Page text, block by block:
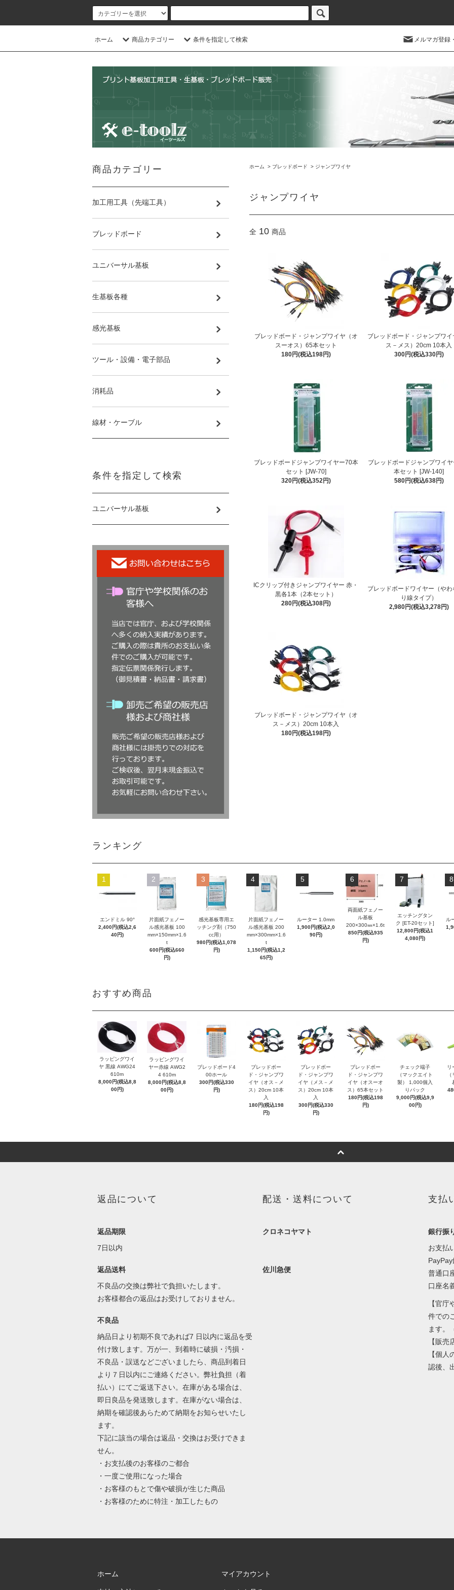
ホーム 商品カテゴリー 条件を指定して検索 メルマガ登録
ホーム > ブレッドボード > ジャンプワイヤ
ジャンプワイヤ
全 10 商品
ブレッドボード・ジャンプワイヤ（オ
スーオス）65本セット
180円(税込198円)
ブレッドボード・ジャンプワイ
ス－メス）20cm 10本入
300円(税込330円)
ブレッドボードジャンプワイヤー70本
セット [JW-70]
320円(税込352円)
ブレッドボードジャンプワイ
本セット [JW-140]
580円(税込638円)
ICクリップ付きジャンプワイヤー 赤・
黒各1本（2本セット）
280円(税込308円)
ブレッドボードワイヤー（やわ
り線タイプ）
2,980円(税込3,278円)
ブレッドボード・ジャンプワイヤ（オ
ス－メス）20cm 10本入
180円(税込198円)
商品カテゴリー
加工用工具（先端工具）
ブレッドボード
ユニバーサル基板
生基板各種
感光基板
ツール・設備・電子部品
消耗品
線材・ケーブル
条件を指定して検索
ユニバーサル基板
ランキング
1
エンドミル 90°
2,400円(税込2,6
40円)
2
片面紙フェノー
ル感光基板 100
mm×150mm×1.6
t
600円(税込660
円)
3
感光基板専用エ
ッチング剤（750
cc用）
980円(税込1,078
円)
4
片面紙フェノー
ル感光基板 200
mm×300mm×1.6
t
1,150円(税込1,2
65円)
5
ルーター 1.0mm
1,900円(税込2,0
90円)
6
両面紙フェノー
ル基板
200×300㎜×1.6t
850円(税込935
円)
7
エッチングタン
ク [ET-20セット]
12,800円(税込1
4,080円)
8
ル
おすすめ商品
ラッピングワイ
ヤ 黒線 AWG24
610m
8,000円(税込8,8
00円)
ラッピングワイ
ヤー赤線 AWG2
4 610m
8,000円(税込8,8
00円)
ブレッドボード4
00ホール
300円(税込330
円)
ブレッドボー
ド・ジャンプワ
イヤ（オス－メ
ス）20cm 10本
入
180円(税込198
円)
ブレッドボー
ド・ジャンプワ
イヤ（メス－メ
ス）20cm 10本
入
300円(税込330
円)
ブレッドボー
ド・ジャンプワ
イヤ（オスーオ
ス）65本セット
180円(税込198
円)
チェック端子
（マックエイト
製） 1,000個入
りパック
9,000円(税込9,9
00円)
リ
返品について
返品期限
7日以内
返品送料
不良品の交換は弊社で負担いたします。
お客様都合の返品はお受けしておりません。
不良品
納品日より初期不良であれば7 日以内に返品を受
付け致します。万が一、到着時に破損・汚損・
不良品・誤送などございましたら、商品到着日
より７日以内にご連絡ください。弊社負担（着
払い）にてご返送下さい。在庫がある場合は、
即日良品を発送致します。在庫がない場合は、
納期を確認後あらためて納期をお知らせいたし
ます。
下記に該当の場合は返品・交換はお受けできま
せん。
・お支払後のお客様のご都合
・一度ご使用になった場合
・お客様のもとで傷や破損が生じた商品
・お客様のために特注・加工したもの
配送・送料について
クロネコヤマト
佐川急便
支払
銀行振
お支払
普通口
口座名
【官
件での
ます。
【販
【個
認後、
ホーム マイアカウント